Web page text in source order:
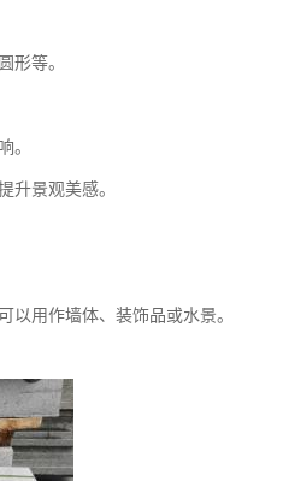
形等。
。
升景观美感。
用作墙体、装饰品或水景。